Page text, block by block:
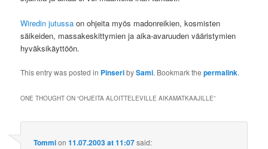
Wiredin jutussa on ohjeita myös madonreikien, kosmisten
säikeiden, massakeskittymien ja aika-avaruuden vääristymien
hyväksikäyttöön.
This entry was posted in PinseribySami. Bookmark thepermalink.
ONE THOUGHT ON “OHJEITA ALOITTELEVILLE AIKAMATKAAJILLE”
Tommion11.07.2003 at 11:07said: